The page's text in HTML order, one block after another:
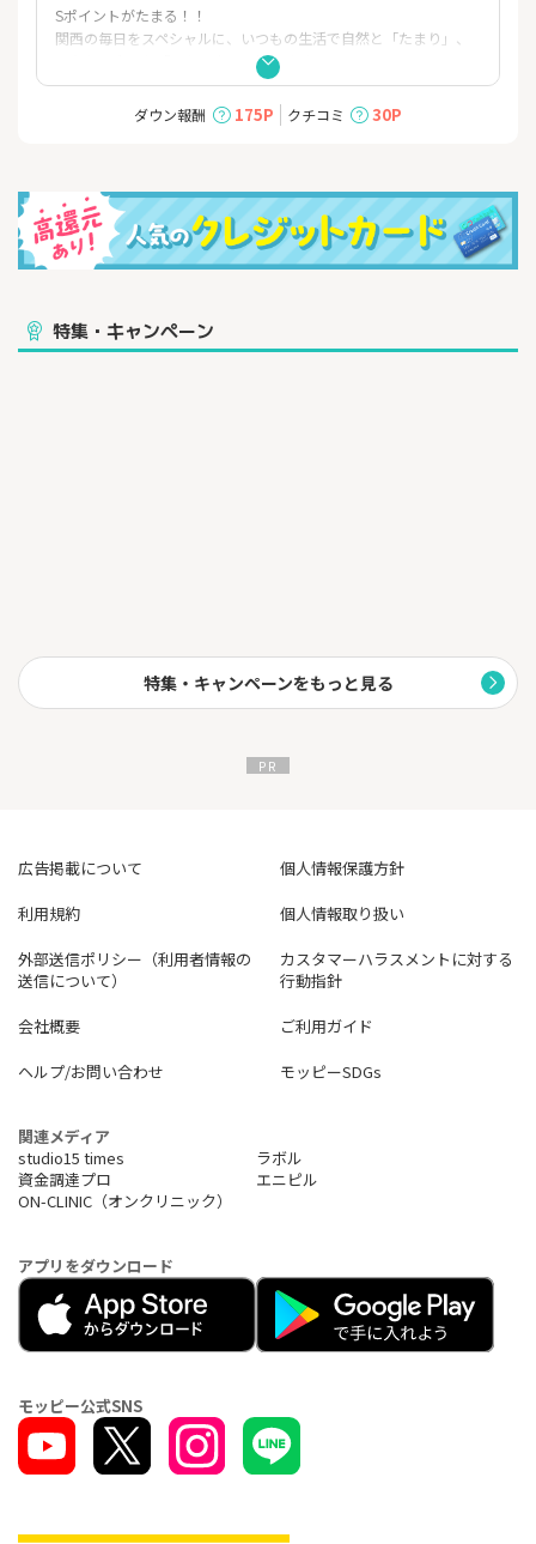
Sポイントがたまる！！
関西の毎日をスペシャルに、いつもの生活で自然と「たまり」、
あなたに合った「つかい方」を選べます。
＜おすすめポイント＞
■年会費永年無料
呈 ※２
■全国の鉄道・バスの対象路線でスマホのタッチ決済乗車をする
と、ご利用金額200円（税込）につき6.5％キャッシュバック！※
3.4.5
●ショッピング
阪急百貨店・阪急メンズ・阪神百貨店・阪急オアシス・イズミ
より異なる場合があります）
ダウン報酬 175P クチコミ 30P
特集・キャンペーン
特集・キャンペーンをもっと見る
広告掲載について
個人情報保護方針
利用規約
個人情報取り扱い
外部送信ポリシー（利用者情報の
送信について）
カスタマーハラスメントに対する
行動指針
会社概要
ご利用ガイド
ヘルプ/お問い合わせ
モッピーSDGs
関連メディア
studio15 times
ラボル
資金調達プロ
エニピル
ON-CLINIC（オンクリニック）
アプリをダウンロード
モッピー公式SNS